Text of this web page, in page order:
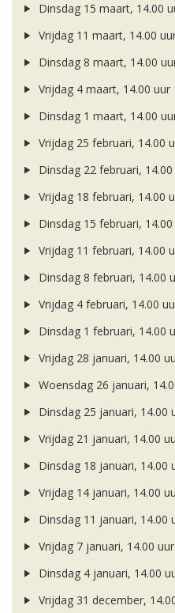
Dinsdag 15 maart, 14.00
Vrijdag 11 maart, 14.00
Dinsdag 8 maart, 14.00
Vrijdag 4 maart, 14.00 uur
Dinsdag 1 maart, 14.00
Vrijdag 25 februari, 14.00
Dinsdag 22 februari,
Vrijdag 18 februari, 14.00
Dinsdag 15 februari,
Vrijdag 11 februari, 14.00
Dinsdag 8 februari, 14.00
Vrijdag 4 februari, 14.00
Dinsdag 1 februari, 14.00
Vrijdag 28 januari, 14.00
Woensdag 26 januari,
Dinsdag 25 januari, 14.00
Vrijdag 21 januari, 14.00
Dinsdag 18 januari, 14.00
Vrijdag 14 januari, 14.00
Dinsdag 11 januari, 14.00
Vrijdag 7 januari, 14.00 uur
Dinsdag 4 januari, 14.00
Vrijdag 31 december,